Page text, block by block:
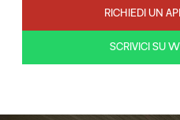
RICHIEDI UN
SCRIVICI SU